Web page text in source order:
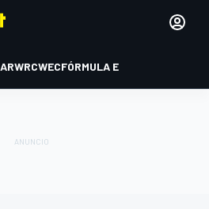
WRCWECFÓRMULA E